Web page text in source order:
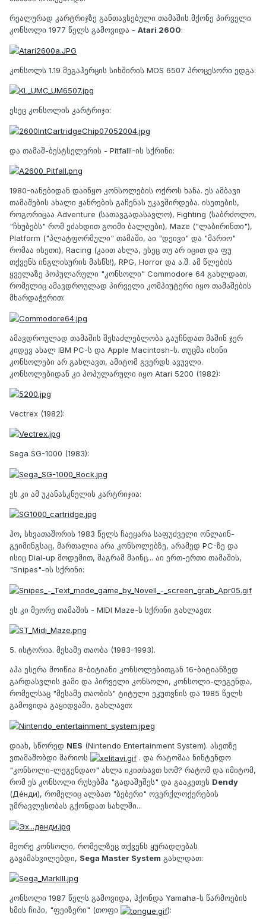
რეალურად კარტრიჯზე განთავსებული თამაშის მქონე პირველი
კონსოლი 1977 წელს გამოვიდა - Atari 2600:
კონსოლს 1.19 მეგაჰერცის სიხშირის MOS 6507 პროცესორი ედგა:
ესეც კონსოლის კარტრიჯი:
და თამაშ-ბესტსელერის - Pitfall!-ის სქრინი:
1980-იანებიდან დაიწყო კონსოლების ოქროს ხანა. ეს ამბავი
თამაშების ახალი ჟანრების გაჩენას უკავშირდება. ისეთების,
როგორიცაა Adventure (სათავგადასავლო), Fighting (საბრძოლო,
"ჩხუბებს" რომ ეძახდით გოიმი ბალღები), Maze ("ლაბირინთი"),
Platform ("პლატფორმული" თამაში, აი "დეივი" და "მარიო"
რომაა ისეთი), Racing (კაით ახლა, ესეც თუ არ იცით და ფუ
თქვენს ინგლისურის მასწს!), RPG, Horror და ა.შ. ამ წლების
ყველაზე პოპულარული "კონსოლი" Commodore 64 გახლდათ,
რომელიც ამავდროულად პირველი კომპიუტერი იყო თამაშების
მხარდაჭერით:
ამავდროულად თამაშის შესაძლებლობა გაუჩნდათ მაშინ ჯერ
კიდევ ახალ IBM PC-ს და Apple Macintosh-ს. თუცმა ისინი
კონსოლები არ გახლავთ, ამიტომ გვერდს ავუვლი.
კონსოლებიდან კი პოპულარული იყო Atari 5200 (1982):
Vectrex (1982):
Sega SG-1000 (1983):
ეს კი ამ უკანასკნელის კარტრიჯია:
ჰო, სხვათაშორის 1983 წელს ჩაეყარა საფუძველი ონლაინ-
გეიმინგსაც, მართალია არა კონსოლებზე, არამედ PC-ზე და
ისიც Dial-up მოდემით, მაგრამ მაინც... აი ერთ-ერთი თამაშის,
"Snipes"-ის სქრინი:
ეს კი მეორე თამაშის - MIDI Maze-ს სქრინი გახლავთ:
5. ისტორია. მესამე თაობა (1983-1993).
აჰა ესერა მოიწია 8-ბიტიანი კონსოლებითგან 16-ბიტიანზედ
გარდასვლის ჟამი და პირველი კონსოლი, კონსოლი-ლეგენდა,
რომელსაც "მესამე თაობის" ტიტული ეკუთვნის და 1985 წელს
გამოვიდა გაყიდვაში, გახლავთ:
დიახ, სწორედ NES (Nintendo Entertainment System). ასეთზე
ვთამაშობდი მარიოს
. და რატომაა ნინტენდო
"კონსოლი-ლეგენდაო" ახლა იკითხავთ ხომ? რატომ და იმიტომ,
რომ ეს კონსოლი რუსებმა "გადაშუშეს" და გააკეთეს Dendy
(Дéнди), რომელიც ალბათ "ბებერი" ოვერქლოქერების
უმრავლესობას გქონდათ სახლში...
მეორე კონსოლი, რომელზეც თქვენს ყურადღებას
გავამახვილებდი, Sega Master System გახლდათ:
კონსოლი 1987 წელს გამოვიდა, ჰქონდა Yamaha-ს წარმოების
ხმის ჩიპი, "ფეიზერი" (თოფი
):